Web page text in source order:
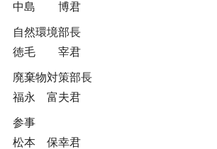
中島 博君
自然環境部長
徳毛 宰君
廃棄物対策部長
福永 富夫君
参事
松本 保幸君